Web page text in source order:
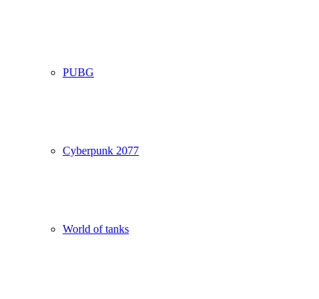
PUBG
Cyberpunk 2077
World of tanks